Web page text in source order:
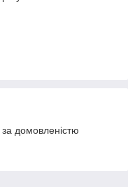
домовленістю